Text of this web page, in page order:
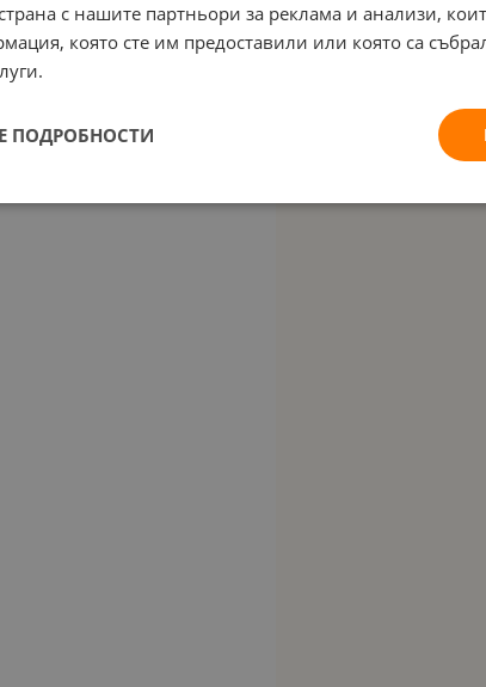
с нашите партньори за реклама и анализи,
която сте им предоставили или която са
ПОДРОБНОСТИ